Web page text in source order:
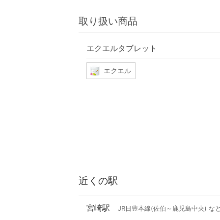
取り扱い商品
エクエルタブレット
エクエル
近くの駅
宮崎駅 JR日豊本線(佐伯～鹿児島中央) な